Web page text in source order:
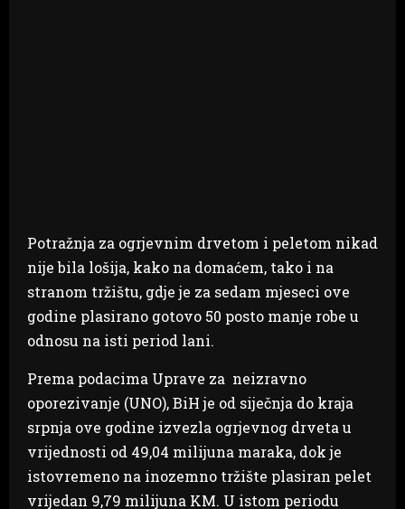
Potražnja za ogrjevnim drvetom i peletom nikad
nije bila lošija, kako na domaćem, tako i na
stranom tržištu, gdje je za sedam mjeseci ove
godine plasirano gotovo 50 posto manje robe u
odnosu na isti period lani.
Prema podacima Uprave za neizravno
oporezivanje (UNO), BiH je od siječnja do kraja
srpnja ove godine izvezla ogrjevnog drveta u
vrijednosti od 49,04 milijuna maraka, dok je
istovremeno na inozemno tržište plasiran pelet
vrijedan 9,79 milijuna KM. U istom periodu